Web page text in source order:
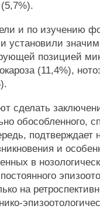
и по изучению
установили
позицией
(11,4%),
сделать
обособленного,
подтверждает
и
в
на